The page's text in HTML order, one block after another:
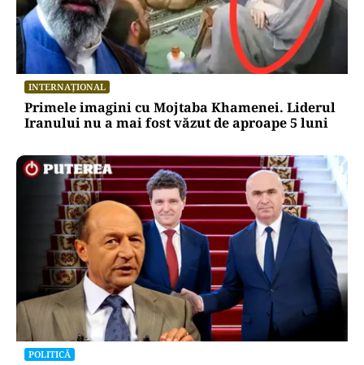
INTERNAȚIONAL
Primele imagini cu Mojtaba Khamenei. Liderul
Iranului nu a mai fost văzut de aproape 5 luni
POLITICĂ